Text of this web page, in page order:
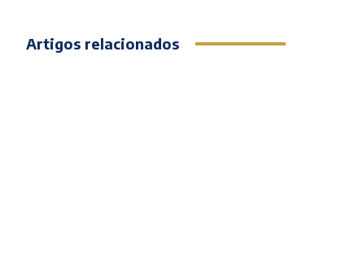
Artigos relacionados